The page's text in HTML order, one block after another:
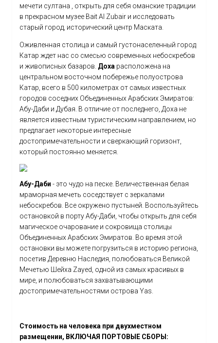
мечети султана , открыть для себя оманские традиции
в прекрасном музее Bait Al Zubair и исследовать
старый город, исторический центр Маската.
Оживленная столица и самый густонаселенный город
Катар ждет нас со смесью современных небоскребов
и живописных базаров. Доха расположена на
центральном восточном побережье полуострова
Катар, всего в 500 километрах от самых известных
городов соседних Объединенных Арабских Эмиратов:
Абу-Даби и Дубая. В отличие от последнего, Доха не
является известным туристическим направлением, но
предлагает некоторые интересные
достопримечательности и сверкающий горизонт,
который постоянно меняется.
Абу-Даби - это чудо на песке. Величественная белая
мраморная мечеть соседствует с зеркалами
небоскребов. Все окружено пустыней. Воспользуйтесь
остановкой в порту Абу-Даби, чтобы открыть для себя
магическое очарование и сокровища столицы
Объединенных Арабских Эмиратов. Во время этой
остановки вы можете погрузиться в историю региона,
посетив Деревню Наследия, полюбоваться Великой
Мечетью Шейха Zayed, одной из самых красивых в
мире, и полюбоваться захватывающими
достопримечательностями острова Yas.
Стоимость на человека при двухместном
размещении, ВКЛЮЧАЯ ПОРТОВЫЕ СБОРЫ: